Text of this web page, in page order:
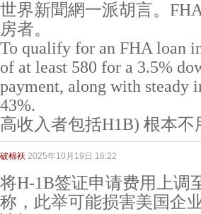
世界新聞網一派胡言。
房者。
To qualify for an FHA loan
of at least 580 for a 3.5%
payment, along with steady
43%.
高收入者包括H1B) 根本不
破棉袄 2025年10月19日 16:22
将H-1B签证申请费用上调
称，此举可能损害美国企